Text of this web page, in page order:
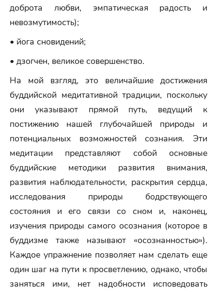
доброта любви, эмпатическая радость и
невозмутимость);
• йога сновидений;
• дзогчен, великое совершенство.
На мой взгляд, это величайшие достижения
буддийской медитативной традиции, поскольку
они указывают прямой путь, ведущий к
постижению нашей глубочайшей природы и
потенциальных возможностей сознания. Эти
медитации представляют собой основные
буддийские методики развития внимания,
развития наблюдательности, раскрытия сердца,
исследования природы бодрствующего
состояния и его связи со сном и, наконец,
изучения природы самого осознания (которое в
буддизме также называют «осознанностью»).
Каждое упражнение позволяет нам сделать еще
один шаг на пути к просветлению, однако, чтобы
заняться ими, нет надобности исповедовать